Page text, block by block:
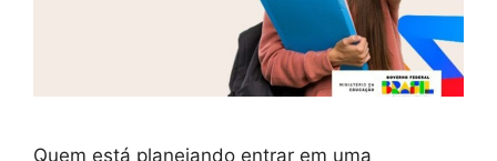
Quem está planejando entrar em uma